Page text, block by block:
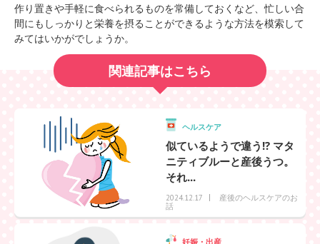
作り置きや手軽に食べられるものを常備しておくなど、忙しい合
間にもしっかりと栄養を摂ることができるような方法を模索して
みてはいかがでしょうか。
関連記事はこちら
ヘルスケア
似ているようで違う!? マタ
ニティブルーと産後うつ。
それ...
2024.12.17
産後のヘルスケアのお
話
妊娠・出産